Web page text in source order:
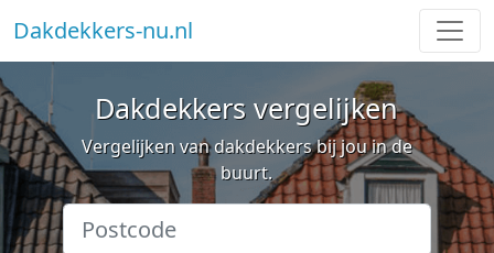
Dakdekkers-nu.nl
Dakdekkers vergelijken
Vergelijken van dakdekkers bij jou in de
buurt.